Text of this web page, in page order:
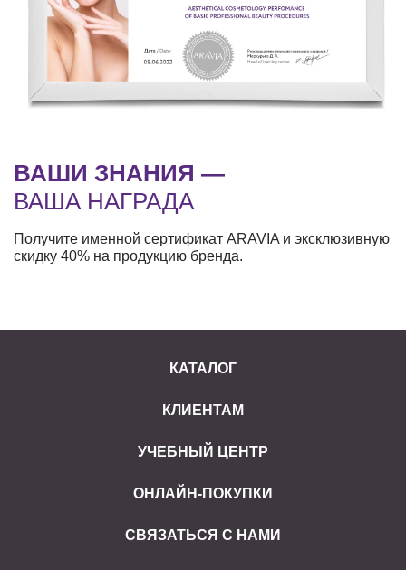
ВАШИ ЗНАНИЯ —
ВАША НАГРАДА
Получите именной сертификат ARAVIA и эксклюзивную
скидку 40% на продукцию бренда.
КАТАЛОГ
КЛИЕНТАМ
УЧЕБНЫЙ ЦЕНТР
ОНЛАЙН-ПОКУПКИ
СВЯЗАТЬСЯ С НАМИ